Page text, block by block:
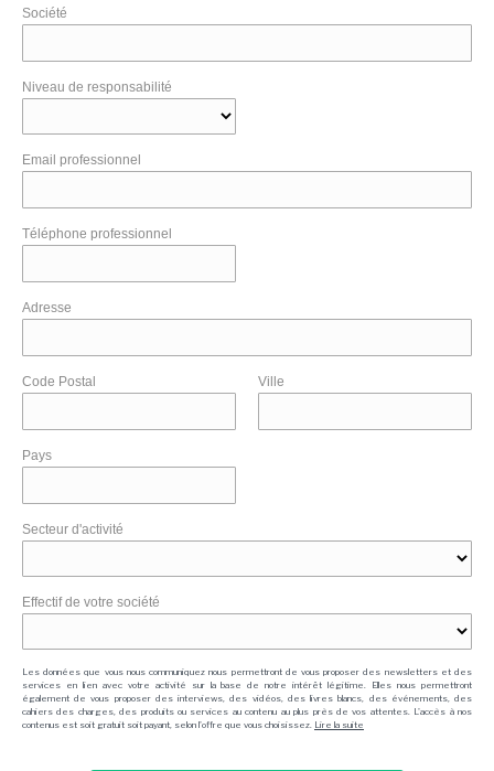
Société
Niveau de responsabilité
Email professionnel
Téléphone professionnel
Adresse
Code Postal Ville
Pays
Secteur d'activité
Effectif de votre société
Les données que vous nous communiquez nous permettront de vous proposer des newsletters et des
services en lien avec votre activité sur la base de notre intérêt légitime. Elles nous permettront
également de vous proposer des interviews, des vidéos, des livres blancs, des événements, des
cahiers des charges, des produits ou services au contenu au plus près de vos attentes. L'accès à nos
contenus est soit gratuit soit payant, selon l'offre que vous choisissez. Lire la suite